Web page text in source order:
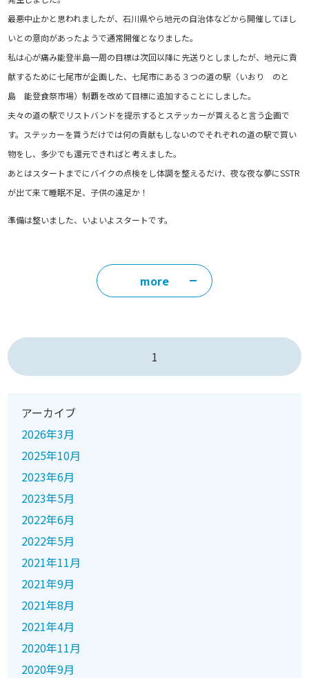
最悪中止かと思われましたが、石川県やら地元の自治体などから開催してほし
いとの意向があったようで通常開催となりました。
私は心が痛み能登半島一周の目標は次回以降に先送りとしましたが、地元に貢
献するために七尾市が企画した、七尾市にある３つの道の駅（いおり のと
島 能登食祭市場）制覇を改めて目標に追加することにしました。
夫々の道の駅でリストバンドを提示するとステッカーが貰えると言う企画で
す。ステッカーを貰うだけでは何の貢献もしないのでそれぞれの道の駅で買い
物をし、多少でも還元できればと考えました。
あとはスタートまでにバイクの点検をし体調を整えるだけ、夜な夜な夢にSSTR
が出て来て睡眠不足、子供の遠足か！
準備は整いました、いよいよスタートです。
more
1
アーカイブ
2026年3月
2025年10月
2023年6月
2023年5月
2022年6月
2022年5月
2021年11月
2021年9月
2021年8月
2021年4月
2020年11月
2020年9月